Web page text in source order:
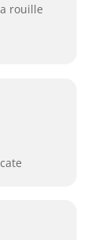
rouille